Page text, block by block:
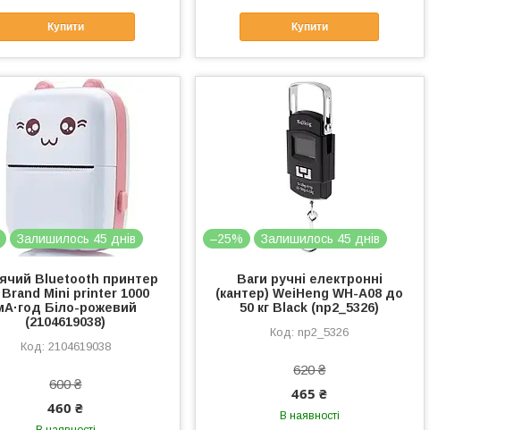
Купити Купити
Залишилось 45 днів
Bluetooth принтер
Brand Mini printer 1000
Біло-рожевий
(2104619038)
2104619038
600 ₴
460 ₴
–25% Залишилось 45 днів
Ваги ручні електронні
(кантер) WeiHeng WH-A08 до
50 кг Black (np2_5326)
np2_5326
620 ₴
465 ₴
В наявності